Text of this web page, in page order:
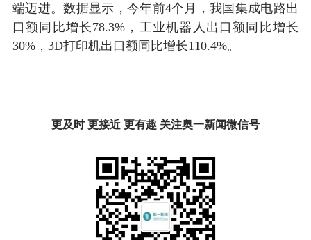
端迈进。数据显示，今年前4个月，我国集成电路出
口额同比增长78.3%，工业机器人出口额同比增长
30%，3D打印机出口额同比增长110.4%。
更及时 更接近 更有趣 关注奥一新闻微信号